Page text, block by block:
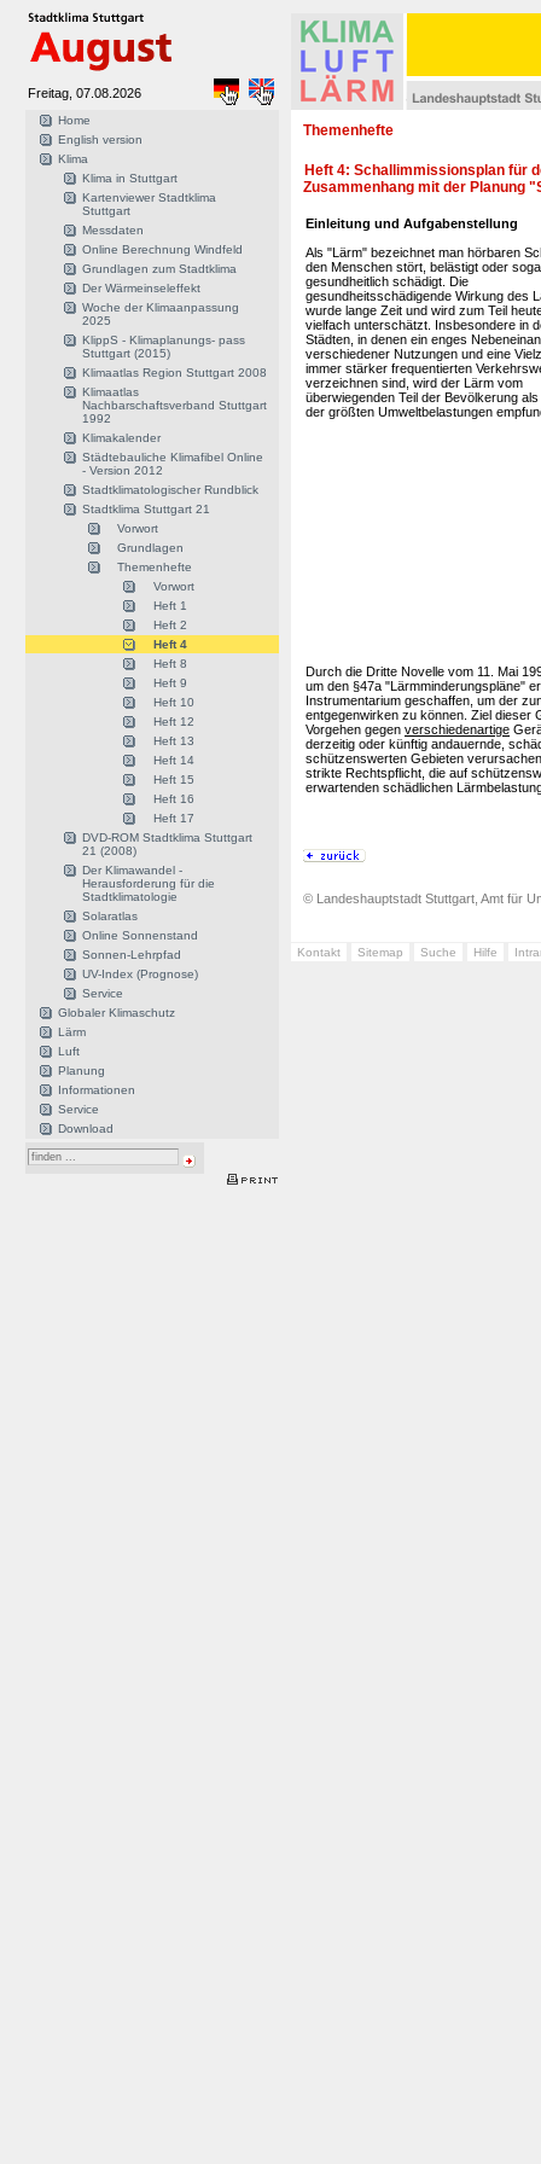
Freitag, 07.08.2026
Home
English version
Klima
Klima in Stuttgart
Kartenviewer Stadtklima
Stuttgart
Messdaten
Online Berechnung Windfeld
Grundlagen zum Stadtklima
Der Wärmeinseleffekt
Woche der Klimaanpassung
2025
KlippS - Klimaplanungs- pass
Stuttgart (2015)
Klimaatlas Region Stuttgart 2008
Klimaatlas
Nachbarschaftsverband Stuttgart
1992
Klimakalender
Städtebauliche Klimafibel Online
- Version 2012
Stadtklimatologischer Rundblick
Stadtklima Stuttgart 21
Vorwort
Grundlagen
Themenhefte
Vorwort
Heft 1
Heft 2
Heft 4
Heft 8
Heft 9
Heft 10
Heft 12
Heft 13
Heft 14
Heft 15
Heft 16
Heft 17
DVD-ROM Stadtklima Stuttgart
21 (2008)
Der Klimawandel -
Herausforderung für die
Stadtklimatologie
Solaratlas
Online Sonnenstand
Sonnen-Lehrpfad
UV-Index (Prognose)
Service
Globaler Klimaschutz
Lärm
Luft
Planung
Informationen
Service
Download
Themenhefte
Heft 4: Schallimmissionsplan für
Zusammenhang mit der Planung
Einleitung und Aufgabenstellung
Als "Lärm" bezeichnet man hörbaren
den Menschen stört, belästigt oder
gesundheitlich schädigt. Die
gesundheitsschädigende Wirkung des
wurde lange Zeit und wird zum Teil
vielfach unterschätzt. Insbesondere in
Städten, in denen ein enges
verschiedener Nutzungen und eine
immer stärker frequentierten
verzeichnen sind, wird der Lärm vom
überwiegenden Teil der Bevölkerung als
der größten Umweltbelastungen
Durch die Dritte Novelle vom 11. Mai
um den §47a "Lärmminderungspläne"
Instrumentarium geschaffen, um der
entgegenwirken zu können. Ziel dieser
Vorgehen gegen verschiedenartige
derzeitig oder künftig andauernde,
schützenswerten Gebieten
strikte Rechtspflicht, die auf
erwartenden schädlichen
© Landeshauptstadt Stuttgart, Amt für
Kontakt Sitemap Suche Hilfe